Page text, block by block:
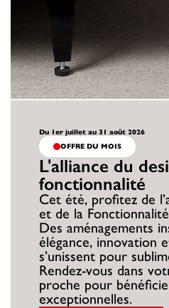
Du 1er juillet au 31 août 2026
OFFRE DU MOIS
L'alliance du
fonctionnalité
Cet été, profitez de
et de la
Des aménagements
élégance, innovation
s’unissent pour
Rendez-vous dans
proche pour
exceptionnelles.